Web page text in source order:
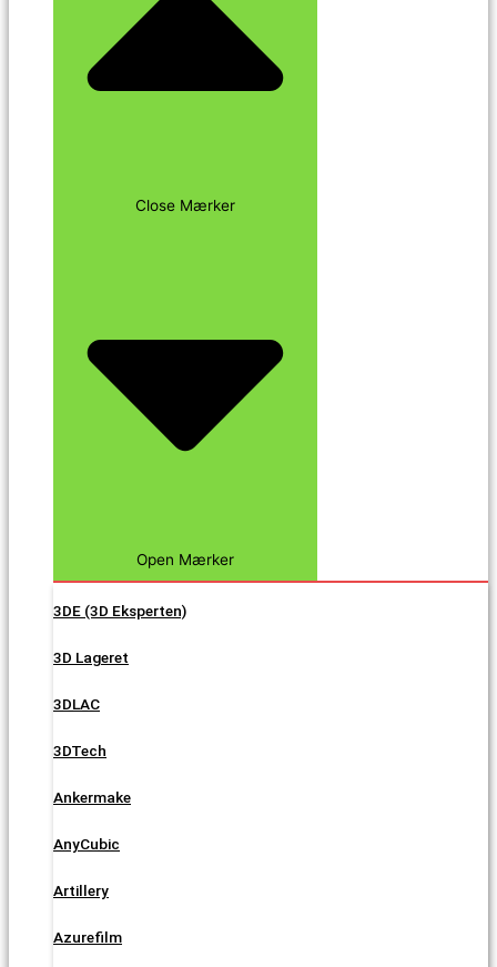
Close Mærker
Open Mærker
3DE (3D Eksperten)
3D Lageret
3DLAC
3DTech
Ankermake
AnyCubic
Artillery
Azurefilm